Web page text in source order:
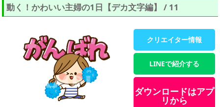
動く！かわいい主婦の1日【デカ文字編】 / 11
クリエイター情報
LINEで紹介する
ダウンロードはアプ
リから